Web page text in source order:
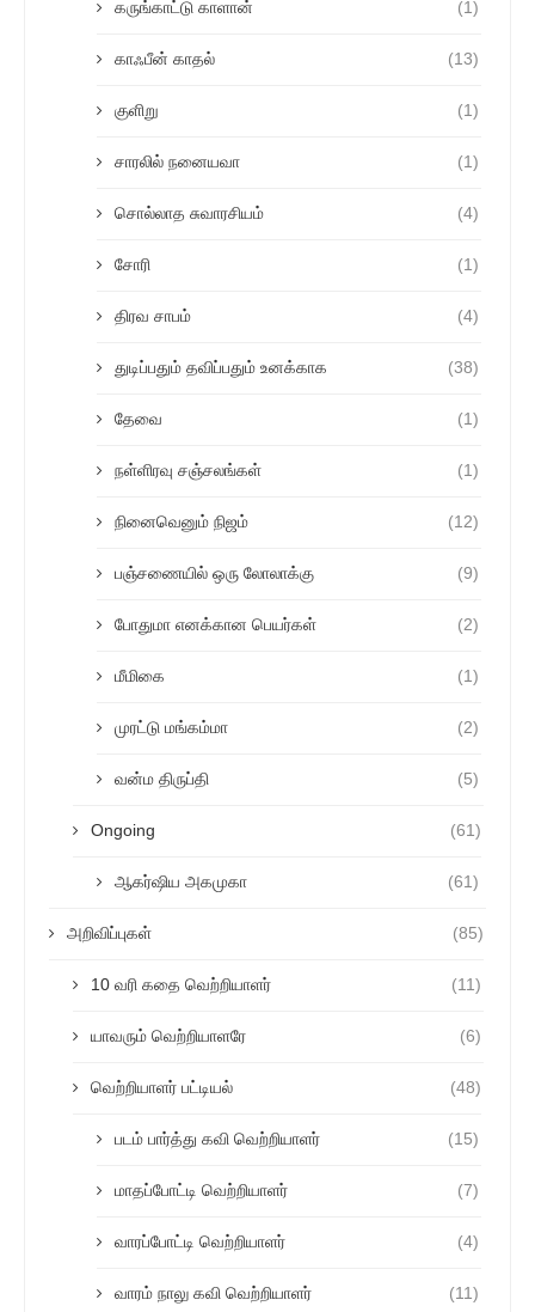
கருங்காட்டு காளான் (1)
காஃபீன் காதல் (13)
குளிறு (1)
சாரலில் நனையவா (1)
சொல்லாத சுவாரசியம் (4)
சோரி (1)
திரவ சாபம் (4)
துடிப்பதும் தவிப்பதும் உனக்காக (38)
தேவை (1)
நள்ளிரவு சஞ்சலங்கள் (1)
நினைவெனும் நிஜம் (12)
பஞ்சணையில் ஒரு லோலாக்கு (9)
போதுமா எனக்கான பெயர்கள் (2)
மீமிகை (1)
முரட்டு மங்கம்மா (2)
வன்ம திருப்தி (5)
Ongoing (61)
ஆகர்ஷிய அகமுகா (61)
அறிவிப்புகள் (85)
10 வரி கதை வெற்றியாளர் (11)
யாவரும் வெற்றியாளரே (6)
வெற்றியாளர் பட்டியல் (48)
படம் பார்த்து கவி வெற்றியாளர் (15)
மாதப்போட்டி வெற்றியாளர் (7)
வாரப்போட்டி வெற்றியாளர் (4)
வாரம் நாலு கவி வெற்றியாளர் (11)